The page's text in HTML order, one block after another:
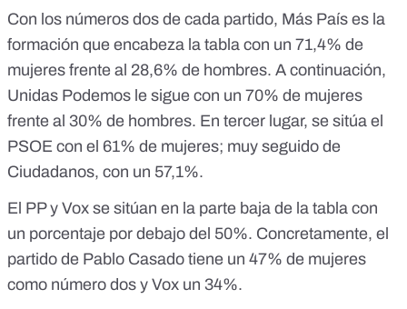
Con los números dos de cada partido, Más País es la
formación que encabeza la tabla con un 71,4% de
mujeres frente al 28,6% de hombres. A continuación,
Unidas Podemos le sigue con un 70% de mujeres
frente al 30% de hombres. En tercer lugar, se sitúa el
PSOE con el 61% de mujeres; muy seguido de
Ciudadanos, con un 57,1%.
El PP y Vox se sitúan en la parte baja de la tabla con
un porcentaje por debajo del 50%. Concretamente, el
partido de Pablo Casado tiene un 47% de mujeres
como número dos y Vox un 34%.